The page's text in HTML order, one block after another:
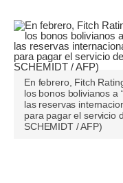
Opinión
Editorial
Pregunta de hoy
Blogs
En febrero, Fitch
los bonos bolivianos a
las reservas
para pagar el servicio
SCHEMIDT / AFP)